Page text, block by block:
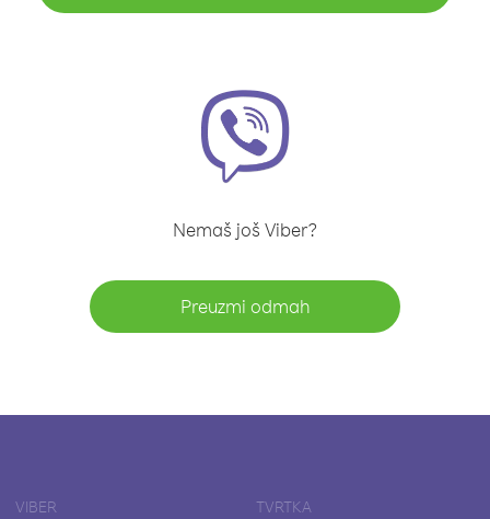
Nemaš još Viber?
Preuzmi odmah
VIBER TVRTKA